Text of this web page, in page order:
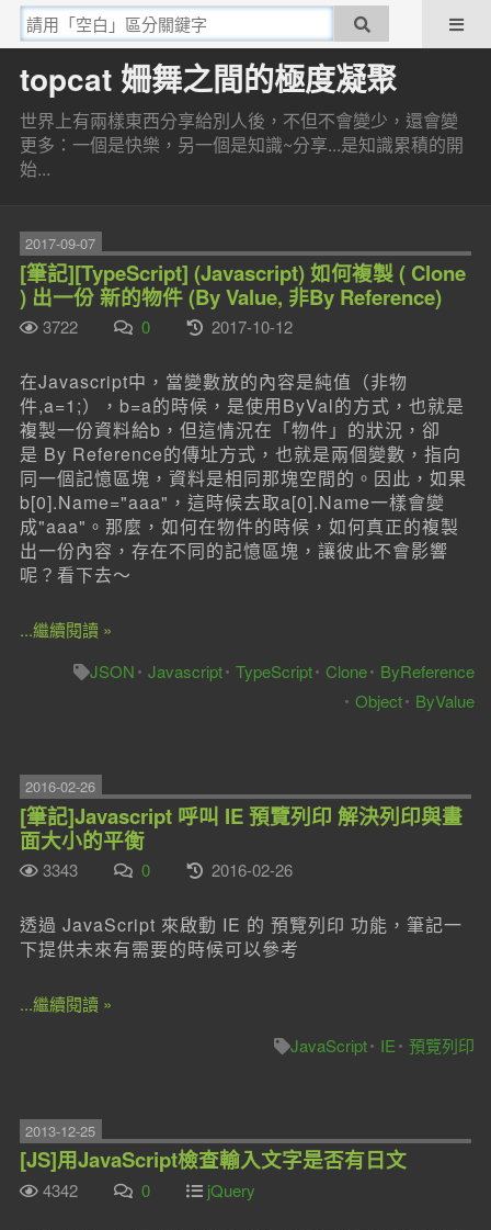
topcat 姍舞之間的極度凝聚
世界上有兩樣東西分享給別人後，不但不會變少，還會變
更多：一個是快樂，另一個是知識~分享...是知識累積的開
始...
2017-09-07
[筆記][TypeScript] (Javascript) 如何複製 ( Clone
) 出一份 新的物件 (By Value, 非By Reference)
3722 0 2017-10-12
在Javascript中，當變數放的內容是純值（非物
件,a=1;），b=a的時候，是使用ByVal的方式，也就是
複製一份資料給b，但這情況在「物件」的狀況，卻
是 By Reference的傳址方式，也就是兩個變數，指向
同一個記憶區塊，資料是相同那塊空間的。因此，如果
b[0].Name="aaa"，這時候去取a[0].Name一樣會變
成"aaa"。那麼，如何在物件的時候，如何真正的複製
出一份內容，存在不同的記憶區塊，讓彼此不會影響
呢？看下去～
...繼續閱讀 »
JSON
Javascript TypeScript Clone
ByReference
Object
ByValue
2016-02-26
[筆記]Javascript 呼叫 IE 預覽列印 解決列印與畫
面大小的平衡
3343 0 2016-02-26
透過 JavaScript 來啟動 IE 的 預覽列印 功能，筆記一
下提供未來有需要的時候可以參考
...繼續閱讀 »
JavaScript
IE 預覽列印
2013-12-25
[JS]用JavaScript檢查輸入文字是否有日文
4342 0 jQuery